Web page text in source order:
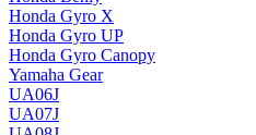
Honda Gyro X
Honda Gyro UP
Honda Gyro Canopy
Yamaha Gear
UA06J
UA07J